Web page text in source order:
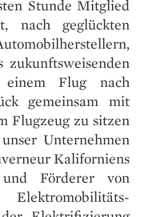
Stunde Mitglied
nach geglückten
zukunftsweisenden
einem Flug nach
gemeinsam mit
Flugzeug zu sitzen
Unternehmen
Kaliforniens
Förderer von